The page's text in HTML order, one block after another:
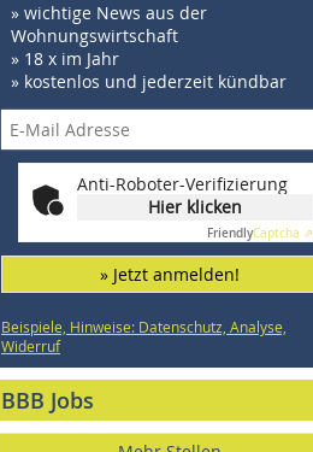
» wichtige News aus der
Wohnungswirtschaft
» 18 x im Jahr
» kostenlos und jederzeit kündbar
Anti-Roboter-Verifizierung
Hier klicken
FriendlyCaptcha ⇗
» Jetzt anmelden!
Beispiele, Hinweise: Datenschutz, Analyse,
Widerruf
BBB Jobs